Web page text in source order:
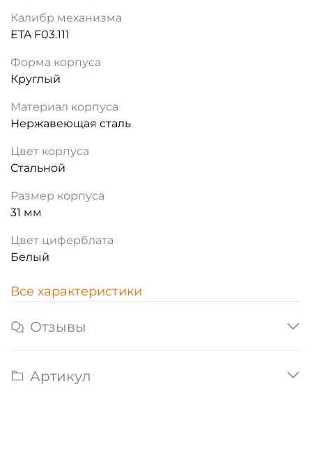
Калибр механизма
ETA F03.111
Форма корпуса
Круглый
Материал корпуса
Нержавеющая сталь
Цвет корпуса
Стальной
Размер корпуса
31 мм
Цвет циферблата
Белый
Все характеристики
Отзывы
Артикул